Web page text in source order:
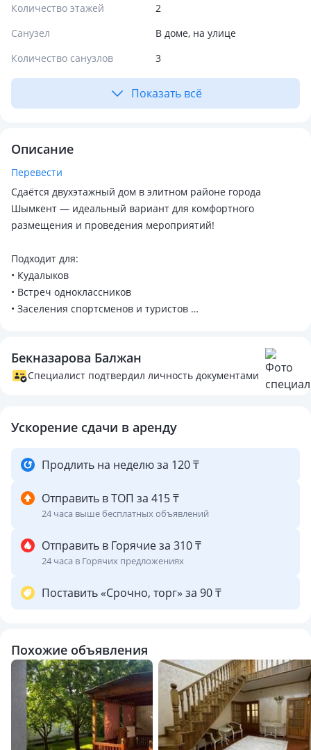
Количество этажей
2
Санузел
В доме, на улице
Количество санузлов
3
Показать всё
Описание
Перевести
Сдаётся двухэтажный дом в элитном районе города
Шымкент — идеальный вариант для комфортного
размещения и проведения мероприятий!
Подходит для:
• Кудалыков
• Встреч одноклассников
• Заселения спортсменов и туристов
Вместимость до 30 человек
• Обеденная зона на 36 персон
посуда, казан, мангал и всё необходимое для вашего
мероприятия
Уютный благоустроенный двор
• Парковка на несколько автомобилей
• Чистое, новое постельное бельё
Локация – лучше не придумаешь!
Дом расположен в самом центре Шымкента, в престижном
районе.
Рядом:
– Дендропарк
– Наурыз Парк
Бекназарова Балжан
Специалист подтвердил личность документами
Ускорение сдачи в аренду
Продлить на неделю за 120 ₸
Отправить в ТОП за 415 ₸
24 часа выше бесплатных объявлений
Отправить в Горячие за 310 ₸
24 часа в Горячих предложениях
Поставить «Срочно, торг» за 90 ₸
Похожие объявления